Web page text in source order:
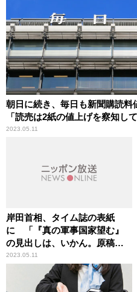
朝日に続き、毎日も新聞購読
「読売は2紙の値上げを察知し
2023.05.11
岸田首相、タイム誌の表紙
に 「『真の軍事国家望む』
の見出しは、いかん。原稿チ
ェックできない覚悟あった
か」辛坊治郎が苦言
2023.05.11